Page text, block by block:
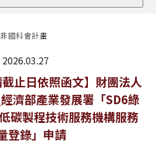
法規修訂
補助獎項
獲獎名單
非國科會計畫
2026.03.27
截止日依照函文】財團法人
濟部產業發展署「SD6綠
碳製程技術服務機構服務
登錄」申請